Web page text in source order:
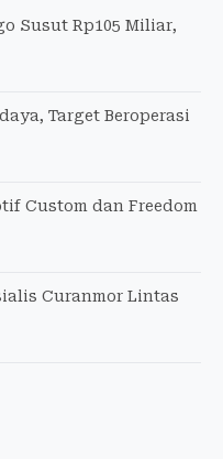
Susut Rp105 Miliar,
Target Beroperasi
Custom dan Freedom
Curanmor Lintas